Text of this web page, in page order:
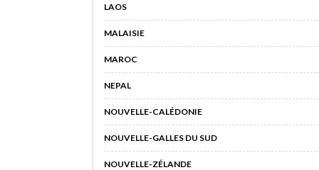
LAOS
MALAISIE
MAROC
NEPAL
NOUVELLE-CALÉDONIE
NOUVELLE-GALLES DU SUD
NOUVELLE-ZÉLANDE